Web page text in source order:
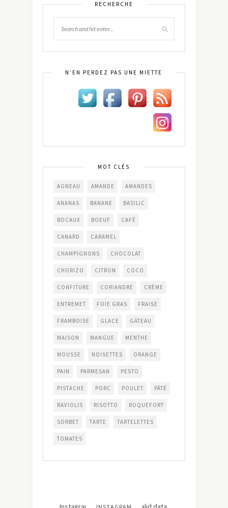
RECHERCHE
N’EN PERDEZ PAS UNE MIETTE
MOT CLÉS
AGNEAU AMANDE AMANDES
ANANAS BANANE BASILIC
BOCAUX BOEUF CAFÉ
CANARD CARAMEL
CHAMPIGNONS CHOCOLAT
CHORIZO CITRON COCO
CONFITURE CORIANDRE CRÈME
ENTREMET FOIE GRAS FRAISE
FRAMBOISE GLACE GÂTEAU
MAISON MANGUE MENTHE
MOUSSE NOISETTES ORANGE
PAIN PARMESAN PESTO
PISTACHE PORC POULET PÂTÉ
RAVIOLIS RISOTTO ROQUEFORT
SORBET TARTE TARTELETTES
TOMATES